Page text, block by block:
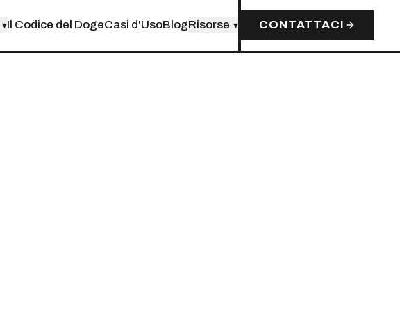
▾Il Codice del DogeCasi d'UsoBlogRisorse ▾ CONTATTACI